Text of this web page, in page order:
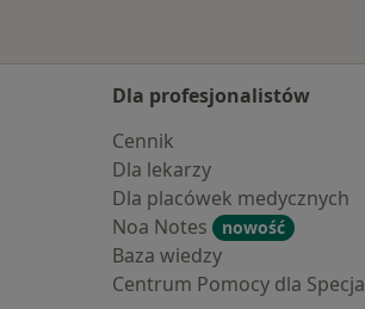
Dla profesjonalistów
Cennik
Dla lekarzy
Dla placówek medycznych
Noa Notes
nowość
Baza wiedzy
Centrum Pomocy dla